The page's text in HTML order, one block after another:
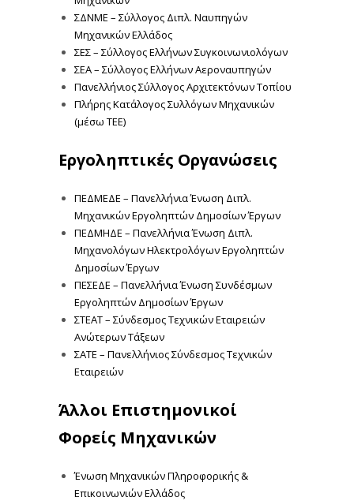
ΣΔΝΜΕ – Σύλλογος Διπλ. Ναυπηγών
Μηχανικών Ελλάδος
ΣΕΣ – Σύλλογος Ελλήνων Συγκοινωνιολόγων
ΣΕΑ – Σύλλογος Ελλήνων Αεροναυπηγών
Πανελλήνιος Σύλλογος Αρχιτεκτόνων Τοπίου
Πλήρης Κατάλογος Συλλόγων Μηχανικών
(μέσω ΤΕΕ)
Εργοληπτικές Οργανώσεις
ΠΕΔΜΕΔΕ – Πανελλήνια Ένωση Διπλ.
Μηχανικών Εργοληπτών Δημοσίων Έργων
ΠΕΔΜΗΔΕ – Πανελλήνια Ένωση Διπλ.
Μηχανολόγων Ηλεκτρολόγων Εργοληπτών
Δημοσίων Έργων
ΠΕΣΕΔΕ – Πανελλήνια Ένωση Συνδέσμων
Εργοληπτών Δημοσίων Έργων
ΣΤΕΑΤ – Σύνδεσμος Τεχνικών Εταιρειών
Ανώτερων Τάξεων
ΣΑΤΕ – Πανελλήνιος Σύνδεσμος Τεχνικών
Εταιρειών
Άλλοι Επιστημονικοί
Φορείς Μηχανικών
Ένωση Μηχανικών Πληροφορικής &
Επικοινωνιών Ελλάδος